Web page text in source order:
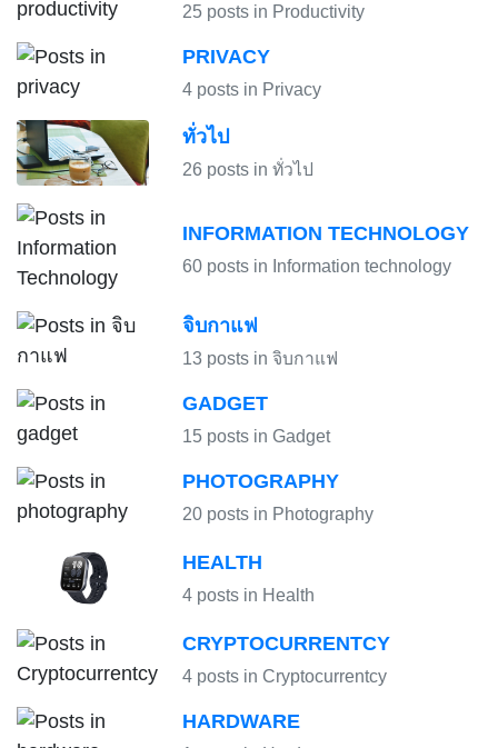
25 posts in Productivity
PRIVACY
4 posts in Privacy
ทั่วไป
26 posts in ทั่วไป
INFORMATION TECHNOLOGY
60 posts in Information technology
จิบกาแฟ
13 posts in จิบกาแฟ
GADGET
15 posts in Gadget
PHOTOGRAPHY
20 posts in Photography
HEALTH
4 posts in Health
CRYPTOCURRENTCY
4 posts in Cryptocurrentcy
HARDWARE